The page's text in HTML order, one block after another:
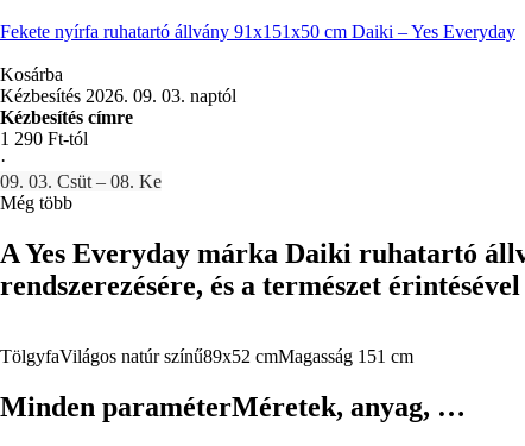
Fekete nyírfa ruhatartó állvány 91x151x50 cm Daiki – Yes Everyday
Kosárba
Kézbesítés 2026. 09. 03. naptól
Kézbesítés címre
1 290 Ft-tól
·
09. 03. Csüt – 08. Ke
Még több
A Yes Everyday márka Daiki ruhatartó
rendszerezésére, és a természet
TölgyfaVilágos natúr színű89x52 cmMagasság 151 cm
Minden paraméterMéretek, anyag, …